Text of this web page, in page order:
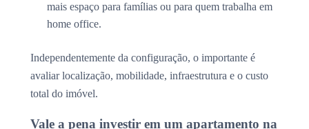
mais espaço para famílias ou para quem trabalha em
home office.
Independentemente da configuração, o importante é
avaliar localização, mobilidade, infraestrutura e o custo
total do imóvel.
Vale a pena investir em um apartamento na